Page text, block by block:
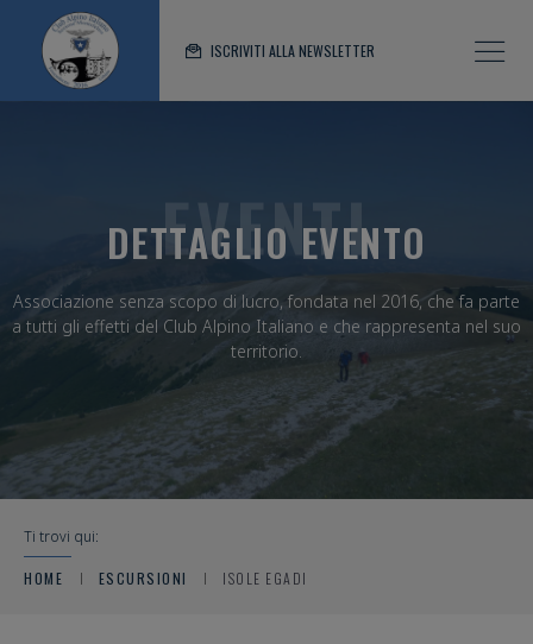
ISCRIVITI ALLA NEWSLETTER
EVENTI
DETTAGLIO EVENTO
Associazione senza scopo di lucro, fondata nel 2016, che fa parte
a tutti gli effetti del Club Alpino Italiano e che rappresenta nel suo
territorio.
Ti trovi qui:
HOME ESCURSIONI ISOLE EGADI